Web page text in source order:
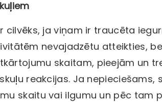
cilvēks, ja viņam ir traucēta
nevajadzētu atteikties,
skaitam, pieejām un
reakcijas. Ja nepieciešams,
skaitu vai ilgumu un pēc tam